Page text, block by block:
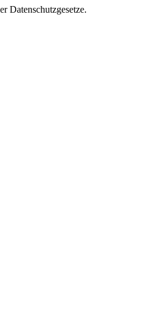
Datenschutzgesetze.